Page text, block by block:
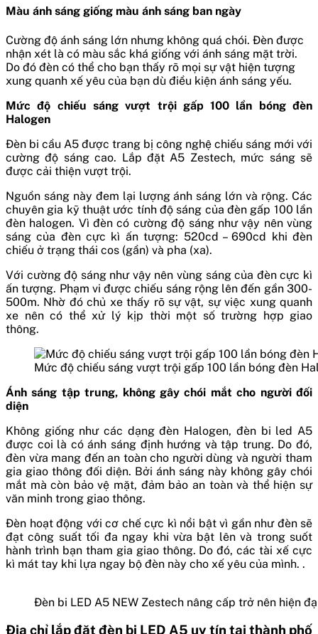
Màu ánh sáng giống màu ánh sáng ban ngày
Cường độ ánh sáng lớn nhưng không quá chói. Đèn được
nhận xét là có màu sắc khá giống với ánh sáng mặt trời.
Do đó đèn có thể cho bạn thấy rõ mọi sự vật hiện tượng
xung quanh xế yêu của bạn dù điều kiện ánh sáng yếu.
Mức độ chiếu sáng vượt trội gấp 100 lần bóng đèn
Halogen
Đèn bi cầu A5 được trang bị công nghệ chiếu sáng mới với
cường độ sáng cao. Lắp đặt A5 Zestech, mức sáng sẽ
được cải thiện vượt trội.
Nguồn sáng này đem lại lượng ánh sáng lớn và rộng. Các
chuyên gia kỹ thuật ước tính độ sáng của đèn gấp 100 lần
đèn halogen. Vì đèn có cường độ sáng như vậy nên vùng
sáng của đèn cực kì ấn tượng: 520cd – 690cd khi đèn
chiếu ở trạng thái cos (gần) và pha (xa).
Với cường độ sáng như vậy nên vùng sáng của đèn cực kì
ấn tượng. Phạm vi được chiếu sáng rộng lên đến gần 300-
500m. Nhờ đó chủ xe thấy rõ sự vật, sự việc xung quanh
xe nên có thể xử lý kịp thời một số trường hợp giao
thông.
Mức độ chiếu sáng vượt trội gấp 100 lần bóng đèn
Ánh sáng tập trung, không gây chói mắt cho người đối
diện
Không giống như các dạng đèn Halogen, đèn bi led A5
được coi là có ánh sáng định hướng và tập trung. Do đó,
đèn vừa mang đến an toàn cho người dùng và người tham
gia giao thông đối diện. Bởi ánh sáng này không gây chói
mắt mà còn bảo vệ mặt, đảm bảo an toàn và thể hiện sự
văn minh trong giao thông.
Đèn hoạt động với cơ chế cực kì nổi bật vì gần như đèn sẽ
đạt công suất tối đa ngay khi vừa bật lên và trong suốt
hành trình bạn tham gia giao thông. Do đó, các tài xế cực
kì mát tay khi lựa ngay bộ đèn này cho xế yêu của mình. .
Đèn bi LED A5 NEW Zestech nâng cấp trở nên hiện
Địa chỉ lắp đặt đèn bi LED A5 uy tín tại thành phố